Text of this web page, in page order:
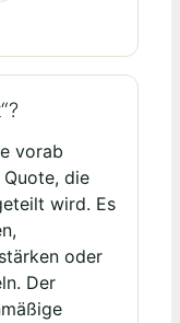
vorab
die
wird. Es
oder
Der